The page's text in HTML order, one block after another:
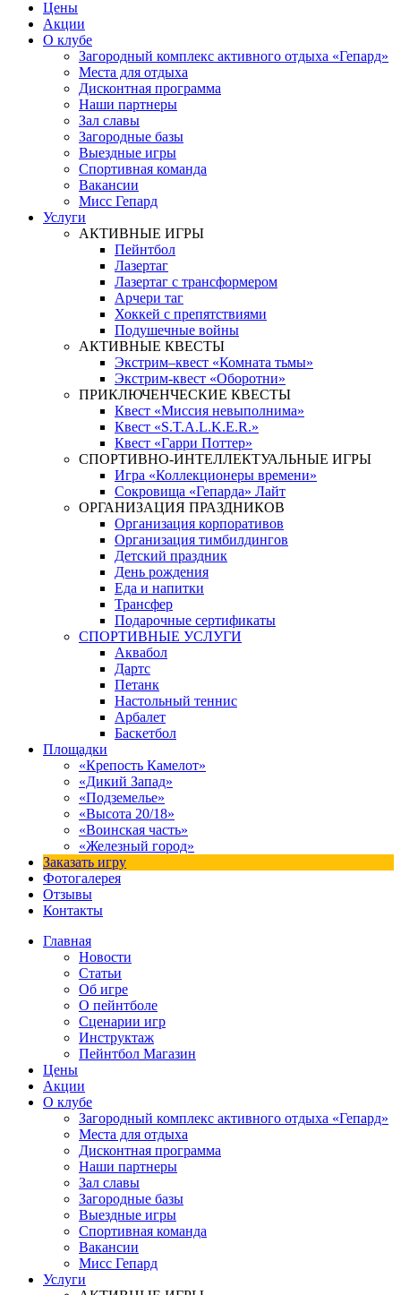
Цены
Акции
О клубе
Загородный комплекс активного отдыха «Гепард»
Места для отдыха
Дисконтная программа
Наши партнеры
Зал славы
Загородные базы
Выездные игры
Спортивная команда
Вакансии
Мисс Гепард
Услуги
АКТИВНЫЕ ИГРЫ
Пейнтбол
Лазертаг
Лазертаг с трансформером
Арчери таг
Хоккей с препятствиями
Подушечные войны
АКТИВНЫЕ КВЕСТЫ
Экстрим–квест «Комната тьмы»
Экстрим-квест «Оборотни»
ПРИКЛЮЧЕНЧЕСКИЕ КВЕСТЫ
Квест «Миссия невыполнима»
Квест «S.T.A.L.K.E.R.»
Квест «Гарри Поттер»
СПОРТИВНО-ИНТЕЛЛЕКТУАЛЬНЫЕ ИГРЫ
Игра «Коллекционеры времени»
Сокровища «Гепарда» Лайт
ОРГАНИЗАЦИЯ ПРАЗДНИКОВ
Организация корпоративов
Организация тимбилдингов
Детский праздник
День рождения
Еда и напитки
Трансфер
Подарочные сертификаты
СПОРТИВНЫЕ УСЛУГИ
Аквабол
Дартс
Петанк
Настольный теннис
Арбалет
Баскетбол
Площадки
«Крепость Камелот»
«Дикий Запад»
«Подземелье»
«Высота 20/18»
«Воинская часть»
«Железный город»
Заказать игру
Фотогалерея
Отзывы
Контакты
Главная
Новости
Статьи
Об игре
О пейнтболе
Сценарии игр
Инструктаж
Пейнтбол Магазин
Цены
Акции
О клубе
Загородный комплекс активного отдыха «Гепард»
Места для отдыха
Дисконтная программа
Наши партнеры
Зал славы
Загородные базы
Выездные игры
Спортивная команда
Вакансии
Мисс Гепард
Услуги